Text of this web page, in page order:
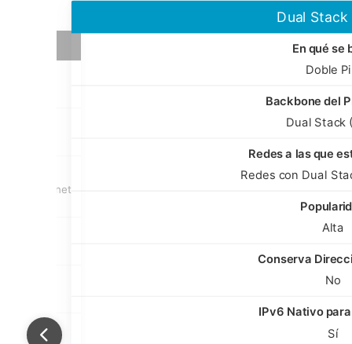
Internet
Dual Stack
En qué se
Doble
Backbone del
Dual Stack
Redes a las que
Redes con Dual
Alta
Conserva
No
IPv6 Nativo
Sí